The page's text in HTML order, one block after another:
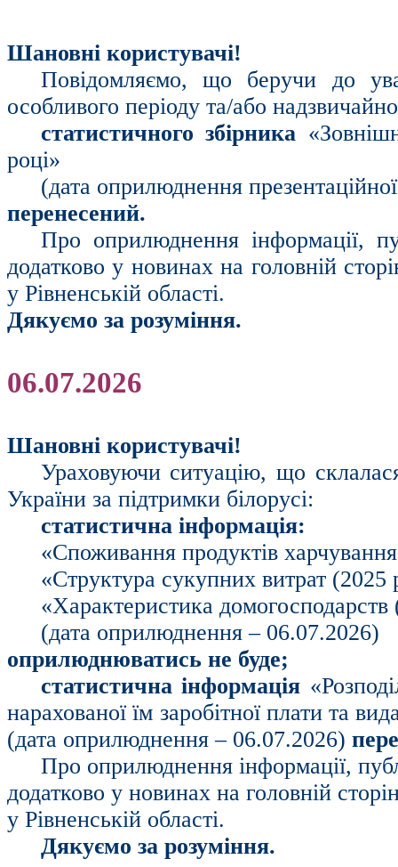
Шановні користувачі!
Повідомляємо, що беручи до
особливого періоду та/або
статистичного збірника
році»
(дата оприлюднення
перенесений.
Про оприлюднення інформації,
додатково у новинах на головній
у Рівненській області.
Дякуємо за розуміння.
06.07.2026
Шановні користувачі!
Ураховуючи ситуацію, що
України за підтримки білорусі:
статистична інформація:
«Споживання продуктів
«Структура сукупних витрат (2025
«Характеристика домогосподарств
(дата оприлюднення – 06.07.2026)
оприлюднюватись не буде;
статистична інформація
нарахованої їм заробітної плати та
(дата оприлюднення – 06.07.2026)
Про оприлюднення інформації,
додатково у новинах на головній
у Рівненській області.
Дякуємо за розуміння.